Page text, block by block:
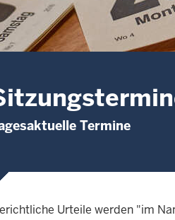
Termine
Urteile werden "im